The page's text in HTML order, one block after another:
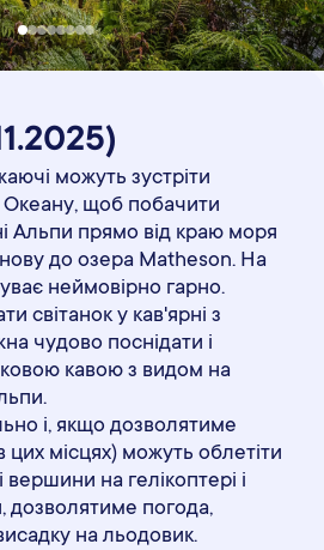
.2025)
можуть зустріти
Океану, щоб побачити
Альпи прямо від краю моря
до озера Matheson. На
неймовірно гарно.
світанок у кав'ярні з
чудово поснідати і
кавою з видом на
і, якщо дозволятиме
цих місцях) можуть облетіти
вершини на гелікоптері і
дозволятиме погода,
на льодовик.